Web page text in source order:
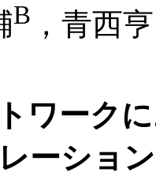
B ，青西亨
ワーク
ーション